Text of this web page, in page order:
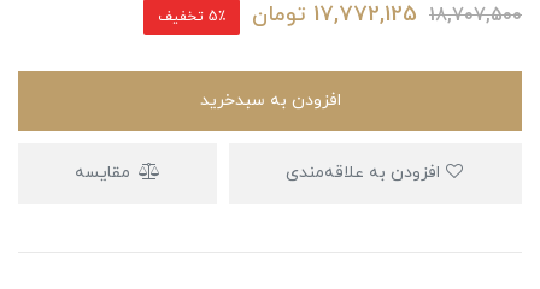
18,707,500
17,772,125 تومان 5٪ تخفیف
افزودن به سبدخرید
مقایسه